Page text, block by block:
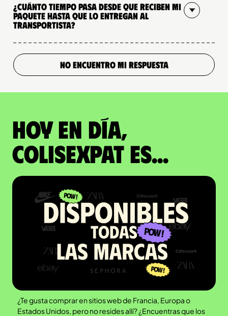
¿Cuánto tiempo pasa desde que reciben mi
paquete hasta que lo entregan al
transportista?
NO ENCUENTRO MI RESPUESTA
Hoy en día,
ColisExpat es...
¿Te gusta comprar en sitios web de Francia, Europa o
Estados Unidos, pero no resides allí? ¿Encuentras que los